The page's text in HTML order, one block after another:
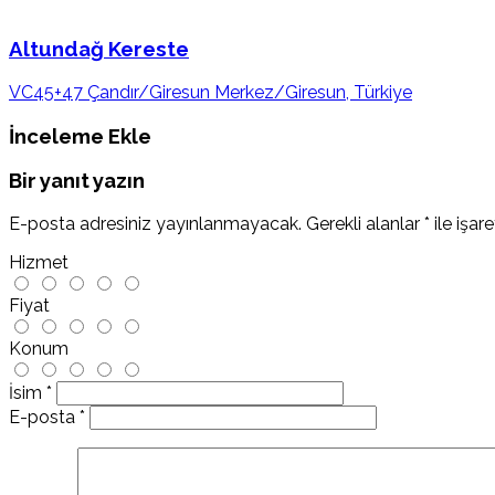
Altundağ Kereste
VC45+47 Çandır/Giresun Merkez/Giresun, Türkiye
İnceleme Ekle
Bir yanıt yazın
E-posta adresiniz yayınlanmayacak. Gerekli alanlar * ile
Hizmet
Fiyat
Konum
İsim *
E-posta *